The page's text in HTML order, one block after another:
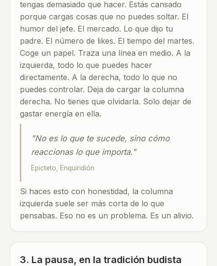
tengas demasiado que hacer. Estás cansado
porque cargas cosas que no puedes soltar. El
humor del jefe. El mercado. Lo que dijo tu
padre. El número de likes. El tiempo del martes.
Coge un papel. Traza una línea en medio. A la
izquierda, todo lo que puedes hacer
directamente. A la derecha, todo lo que no
puedes controlar. Deja de cargar la columna
derecha. No tienes que olvidarla. Solo dejar de
gastar energía en ella.
"No es lo que te sucede, sino cómo
reaccionas lo que importa."
Epicteto, Enquiridión
Si haces esto con honestidad, la columna
izquierda suele ser más corta de lo que
pensabas. Eso no es un problema. Es un alivio.
3. La pausa, en la tradición budista